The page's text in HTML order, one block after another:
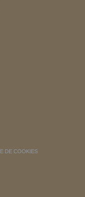
DE COOKIES